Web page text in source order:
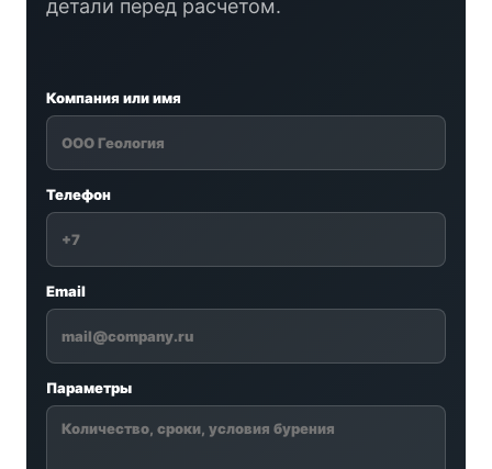
детали перед расчетом.
Компания или имя
Телефон
Email
Параметры